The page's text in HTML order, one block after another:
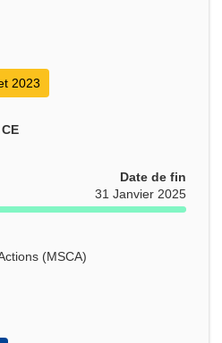
2023
Date de fin
31 Janvier 2025
(MSCA)